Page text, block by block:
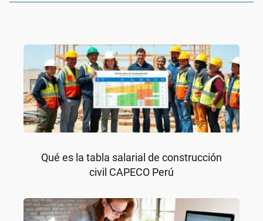
Qué es la tabla salarial de construcción
civil CAPECO Perú